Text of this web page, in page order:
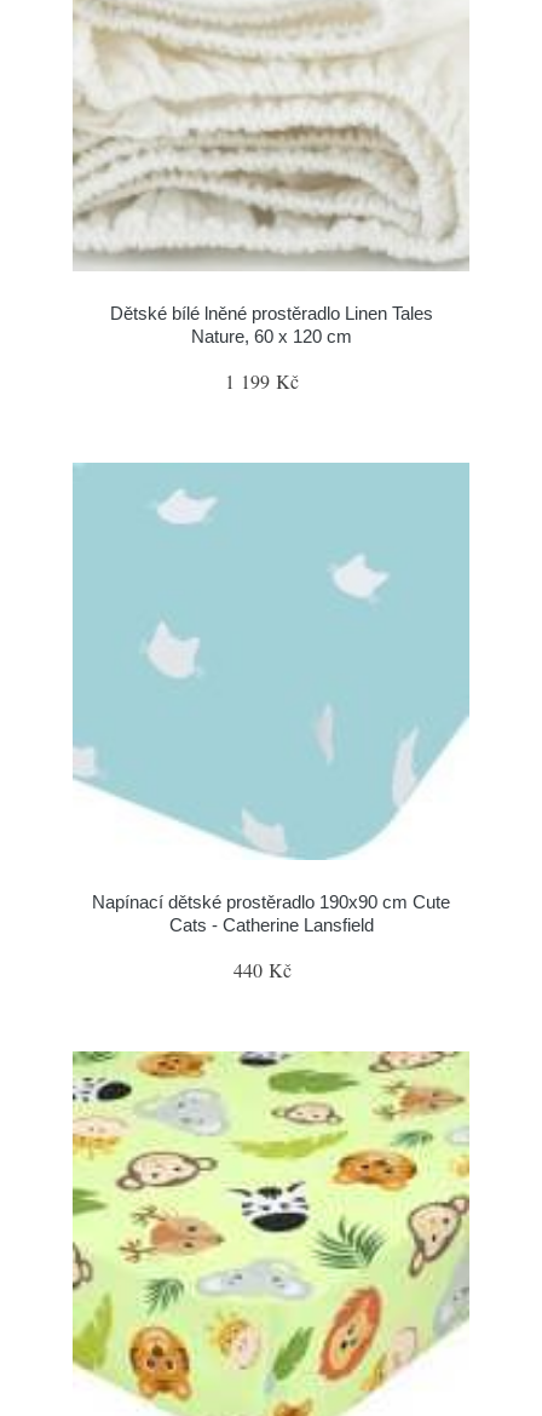
Dětské bílé lněné prostěradlo Linen Tales
Nature, 60 x 120 cm
1 199 Kč
Napínací dětské prostěradlo 190x90 cm Cute
Cats - Catherine Lansfield
440 Kč